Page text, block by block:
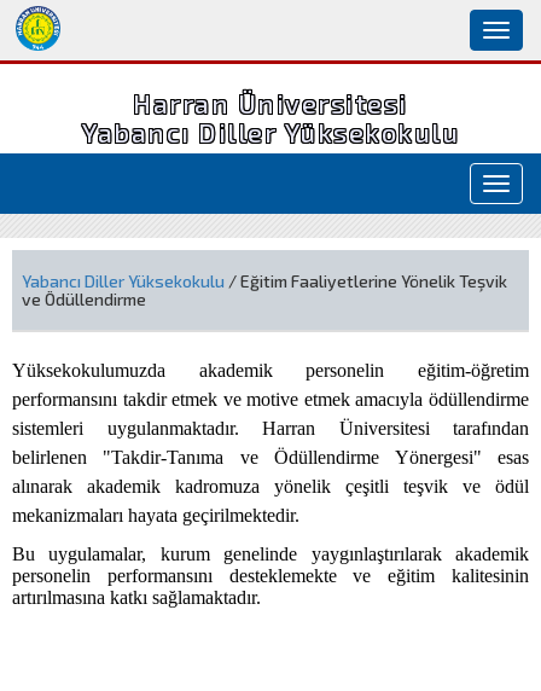
Harran Üniversitesi
Yabancı Diller Yüksekokulu
Yabancı Diller Yüksekokulu / Eğitim Faaliyetlerine Yönelik Teşvik
ve Ödüllendirme
Yüksekokulumuzda akademik personelin eğitim-öğretim
performansını takdir etmek ve motive etmek amacıyla ödüllendirme
sistemleri uygulanmaktadır. Harran Üniversitesi tarafından
belirlenen "Takdir-Tanıma ve Ödüllendirme Yönergesi" esas
alınarak akademik kadromuza yönelik çeşitli teşvik ve ödül
mekanizmaları hayata geçirilmektedir.
Bu uygulamalar, kurum genelinde yaygınlaştırılarak akademik
personelin performansını desteklemekte ve eğitim kalitesinin
artırılmasına katkı sağlamaktadır.